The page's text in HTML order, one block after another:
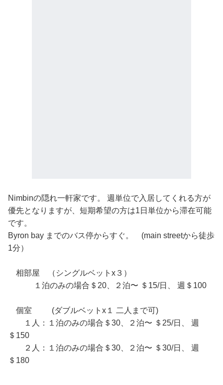
Nimbinの隠れ一軒家です。 週単位で入居してくれる方が
優先となりますが、短期希望の方は1日単位から滞在可能
です。
Byron bay までのバス停からすぐ。 (main streetから徒歩
1分）
相部屋 （シングルベットx３）
１泊のみの場合＄20、２泊〜 ＄15/日、 週＄100
個室 (ダブルベットx１ 二人まで可)
１人：１泊のみの場合＄30、２泊〜 ＄25/日、 週
＄150
２人：１泊のみの場合＄30、２泊〜 ＄30/日、 週
＄180